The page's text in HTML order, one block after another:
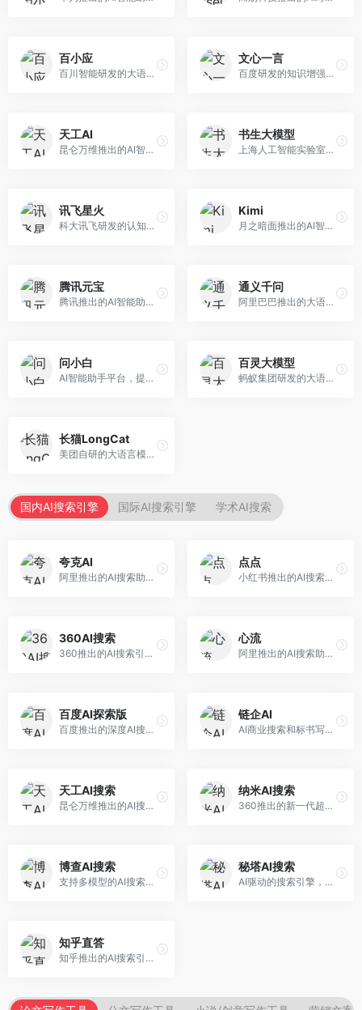
百小应
百川智能研发的大语言模型助手，专注于中文理解和生成。面向中文用户，提供知识问答、文本创作、代码辅助等服务，模型参数规模大，中文表达流畅自然。
文心一言
百度研发的知识增强大语言模型，深度融合百度知识图谱和搜索能力。面向中文用户，提供知识问答、文本创作、逻辑推理等服务，中文语境理解准确，知识覆盖面广。
天工AI
昆仑万维推出的AI智能助手，集成搜索、对话、创作等多种能力。面向普通用户和内容创作者，支持联网搜索、文本生成、图像理解等功能，响应速度快，免费使用。
书生大模型
上海人工智能实验室研发的开源大模型系列，支持多尺度和多模态。面向研究机构和开发者，开源生态完善，学术研究背景深厚，适合科研和定制开发。
讯飞星火
科大讯飞研发的认知智能大模型，深度融合语音识别和自然语言处理技术。面向企业用户和教育领域，提供语音交互、文档处理、代码生成等服务，中文语音识别准确率高。
Kimi
月之暗面推出的AI智能助手，核心优势在于超长文本处理能力，支持20万字以上文档分析。面向学术研究者、职场人士和内容创作者，提供文档解读、PPT生成、联网搜索等综合服务。
腾讯元宝
腾讯推出的AI智能助手，整合微信生态和腾讯云服务。面向普通用户和企业客户，支持文档解析、图像理解、联网搜索等功能，与腾讯产品无缝衔接，办公协作便捷。
通义千问
阿里巴巴推出的大语言模型平台，提供对话问答、文档处理、图像理解、代码编写等全方位AI服务。面向企业用户和个人开发者，集成阿里云生态，支持多模态交互，企业级安全保障。
问小白
AI智能助手平台，提供知识问答、文本创作、文档处理等服务。面向普通用户和职场人士，操作简便，响应速度快，支持多场景应用。
百灵大模型
蚂蚁集团研发的大语言模型平台，专注于金融科技和企业服务。面向金融机构和企业客户，提供智能客服、风险分析、文档处理等服务，金融场景理解深入。
长猫LongCat
美团自研的大语言模型对话平台，专注于本地生活服务场景。面向美团生态用户，提供智能推荐、服务问答等功能，本地生活知识覆盖全面。
国内AI搜索引擎 国际AI搜索引擎 学术AI搜索
夸克AI
阿里推出的AI搜索助手，整合搜索与AI功能。面向年轻用户，提供智能搜索、文档处理、学习辅助等服务，与夸克生态深度整合。
点点
小红书推出的AI搜索应用，专注于生活方式内容搜索。面向小红书用户，提供生活攻略、消费决策、内容推荐等服务，生活方式内容丰富。
360AI搜索
360推出的AI搜索引擎，专注于安全智能搜索。面向普通用户，提供智能问答、网页搜索、内容整理等服务，安全防护能力强。
心流
阿里推出的AI搜索助手，专注于智能信息获取。面向普通用户，提供智能搜索、内容整理、知识问答等服务，与阿里生态深度整合。
百度AI探索版
百度推出的深度AI搜索引擎，整合百度知识图谱。面向中文用户，提供智能问答、知识探索、内容生成等服务，知识覆盖面广。
链企AI
AI商业搜索和标书写作工具，专注于企业服务场景。面向企业用户，提供商业信息搜索、标书生成、企业分析等服务，商业信息专业。
天工AI搜索
昆仑万维推出的AI搜索引擎，整合大模型与搜索能力。面向普通用户，提供智能问答、深度搜索、内容整理等服务，中文搜索体验好。
纳米AI搜索
360推出的新一代超级AI搜索，深度整合360搜索资源。面向普通用户，提供智能问答、多模态搜索、内容生成等服务，安全可靠。
博查AI搜索
支持多模型的AI搜索引擎，整合多种大模型能力。面向AI爱好者，提供多模型搜索、答案对比、深度分析等服务，模型选择灵活。
秘塔AI搜索
AI驱动的搜索引擎，专注于无广告直达结果。面向研究者和信息获取需求者，提供深度搜索、来源标注、答案整理等服务，搜索结果干净准确，信息可信度高。
知乎直答
知乎推出的AI搜索引擎，专注于知识问答场景。面向知识获取者，提供知乎内容搜索、智能问答、知识整理等服务，专业知识丰富。